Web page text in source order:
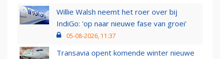
Willie Walsh neemt het roer over bij
IndiGo: 'op naar nieuwe fase van groei'
05-08-2026, 11:37
Transavia opent komende winter nieuwe